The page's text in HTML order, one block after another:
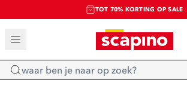
TOT 70% KORTING OP SALE
SALE: LAATSTE KANS!
SHOP NIEUW
Home